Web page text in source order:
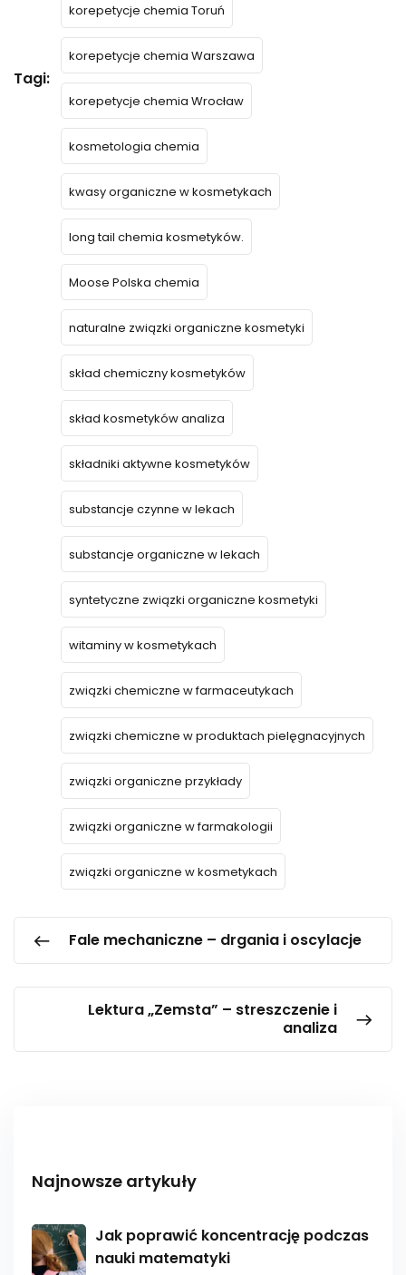
Tagi:
korepetycje chemia Toruń
korepetycje chemia Warszawa
korepetycje chemia Wrocław
kosmetologia chemia
kwasy organiczne w kosmetykach
long tail chemia kosmetyków.
Moose Polska chemia
naturalne związki organiczne kosmetyki
skład chemiczny kosmetyków
skład kosmetyków analiza
składniki aktywne kosmetyków
substancje czynne w lekach
substancje organiczne w lekach
syntetyczne związki organiczne kosmetyki
witaminy w kosmetykach
związki chemiczne w farmaceutykach
związki chemiczne w produktach pielęgnacyjnych
związki organiczne przykłady
związki organiczne w farmakologii
związki organiczne w kosmetykach
Fale mechaniczne – drgania i oscylacje
Lektura „Zemsta” – streszczenie i
analiza
Najnowsze artykuły
Jak poprawić koncentrację podczas
nauki matematyki